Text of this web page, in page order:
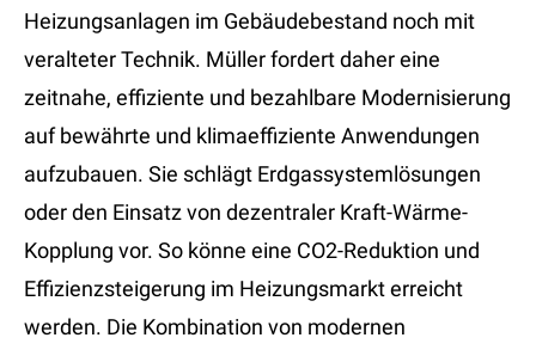
Heizungsanlagen im Gebäudebestand noch mit
veralteter Technik. Müller fordert daher eine
zeitnahe, effiziente und bezahlbare Modernisierung
auf bewährte und klimaeffiziente Anwendungen
aufzubauen. Sie schlägt Erdgassystemlösungen
oder den Einsatz von dezentraler Kraft-Wärme-
Kopplung vor. So könne eine CO2-Reduktion und
Effizienzsteigerung im Heizungsmarkt erreicht
werden. Die Kombination von modernen